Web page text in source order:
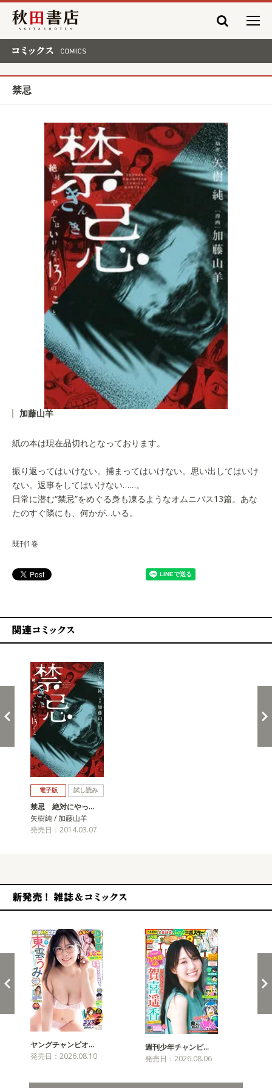
秋田書店
禁忌
加藤山羊
紙の本は現在品切れとなっております。
振り返ってはいけない。捕まってはいけない。思い出してはいけ
ない。返事をしてはいけない……。
日常に潜む“禁忌”をめぐる身も凍るようなオムニバス13篇。あな
たのすぐ隣にも、何かが…いる。
既刊1巻
電子版 試し読み
禁忌 絶対にやっ…
矢樹純 / 加藤山羊
発売日：2014.03.07
ヤングチャンピオ…
発売日：2026.08.10
週刊少年チャンピ…
発売日：2026.08.06